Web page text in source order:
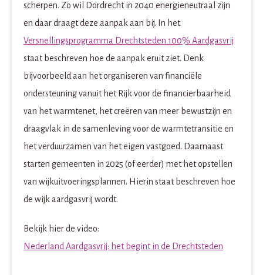
scherpen. Zo wil Dordrecht in 2040 energieneutraal zijn
en daar draagt deze aanpak aan bij. In het
Versnellingsprogramma Drechtsteden 100% Aardgasvrij
staat beschreven hoe de aanpak eruit ziet. Denk
bijvoorbeeld aan het organiseren van financiële
ondersteuning vanuit het Rijk voor de financierbaarheid
van het warmtenet, het creëren van meer bewustzijn en
draagvlak in de samenleving voor de warmtetransitie en
het verduurzamen van het eigen vastgoed. Daarnaast
starten gemeenten in 2025 (of eerder) met het opstellen
van wijkuitvoeringsplannen. Hierin staat beschreven hoe
de wijk aardgasvrij wordt.
Bekijk hier de video:
Nederland Aardgasvrij: het begint in de Drechtsteden